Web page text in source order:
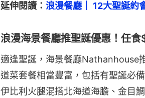
延伸閱讀： 浪漫餐廳｜ 12大聖誕約
浪漫海景餐廳推聖誕優惠！任
適逢聖誕，海景餐廳Nathanhouse
道菜套餐相當豐富，包括有聖誕必
伊比利火腿混搭北海道海膽、金目